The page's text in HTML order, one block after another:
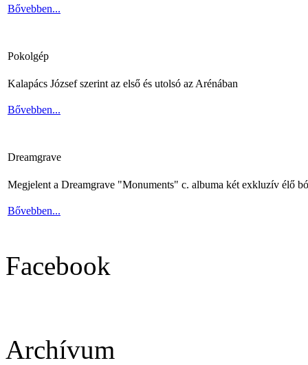
Bővebben...
Pokolgép
Kalapács József szerint az első és utolsó az Arénában
Bővebben...
Dreamgrave
Megjelent a Dreamgrave "Monuments" c. albuma két exkluzív élő
Bővebben...
Facebook
Archívum